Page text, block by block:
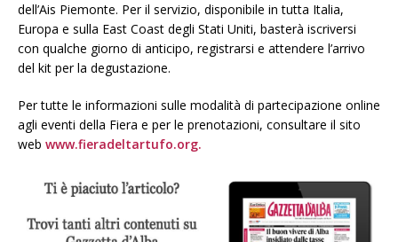
dell’Ais Piemonte. Per il servizio, disponibile in tutta Italia,
Europa e sulla East Coast degli Stati Uniti, basterà iscriversi
con qualche giorno di anticipo, registrarsi e attendere l’arrivo
del kit per la degustazione.
Per tutte le informazioni sulle modalità di partecipazione online
agli eventi della Fiera e per le prenotazioni, consultare il sito
web www.fieradeltartufo.org.